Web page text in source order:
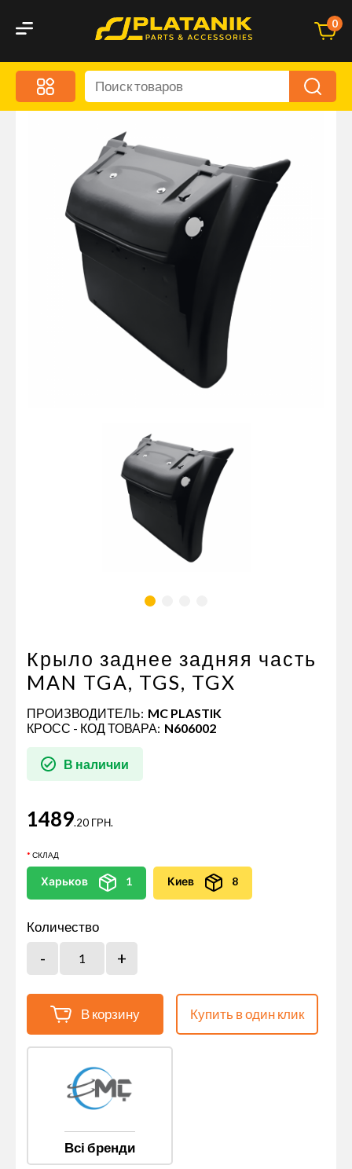
0
Меню
Акционные предложения
Дорожные аксессуары
Дорожная кухня
Автохимия и уход
Оптика и светотехника
Брызговики
Запчасти кузова и зеркала
Малый коммерческий транспорт
Маркировочные знаки и светоотражатели
Пневматические соединения
Оснащение прицепов
Автономное отопление и
кондиционировани
Стяжные ремни и тросы
Крыло заднее задняя часть
MAN TGA, TGS, TGX
ПРОИЗВОДИТЕЛЬ: MC PLASTIK
КРОСС - КОД ТОВАРА: N606002
В наличии
1489.20 ГРН.
СКЛАД
Харьков 1 Киев 8
Количество
В корзину Купить в один клик
Всі бренди